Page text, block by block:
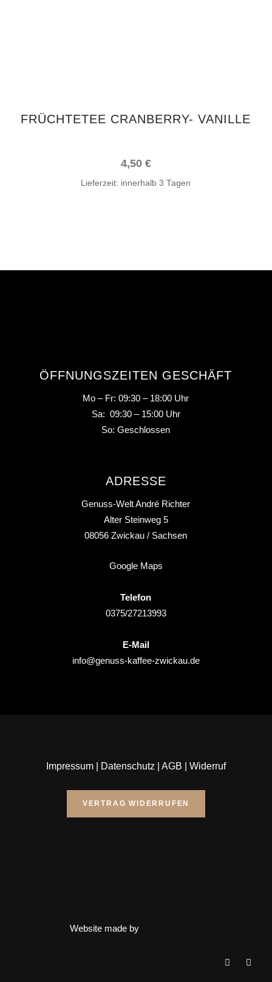
FRÜCHTETEE CRANBERRY- VANILLE
4,50 €
Lieferzeit: innerhalb 3 Tagen
ÖFFNUNGSZEITEN GESCHÄFT
Mo – Fr: 09:30 – 18:00 Uhr
Sa: 09:30 – 15:00 Uhr
So: Geschlossen
ADRESSE
Genuss-Welt André Richter
Alter Steinweg 5
08056 Zwickau / Sachsen
Google Maps
Telefon
0375/27213993
E-Mail
info@genuss-kaffee-zwickau.de
Impressum| Datenschutz AGB Widerruf
VERTRAG WIDERRUFEN